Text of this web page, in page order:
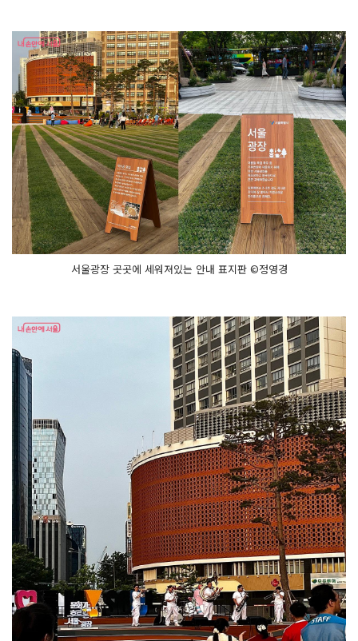
서울광장 곳곳에 세워져있는 안내 표지판 ©정영경